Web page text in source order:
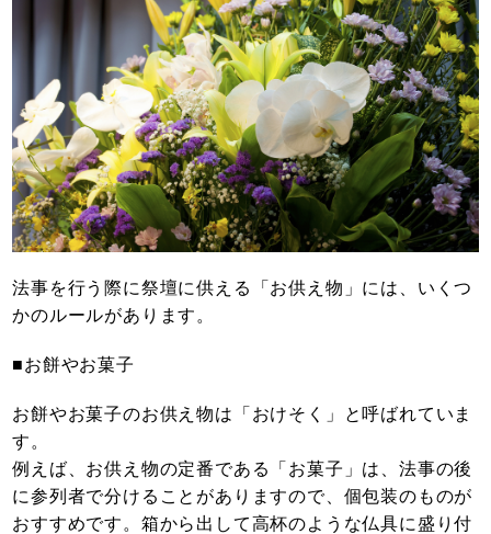
法事を行う際に祭壇に供える「お供え物」には、いくつ
かのルールがあります。
■お餅やお菓子
お餅やお菓子のお供え物は「おけそく」と呼ばれていま
す。
例えば、お供え物の定番である「お菓子」は、法事の後
に参列者で分けることがありますので、個包装のものが
おすすめです。箱から出して高杯のような仏具に盛り付